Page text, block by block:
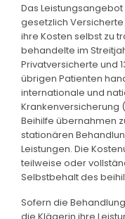
Das
gesetzlich
ihre Kosten selbst zu
behandelte im
Privatversicherte und
übrigen Patienten
internationale und
Krankenversicherung
Beihilfe übernahmen
stationären
Leistungen. Die
teilweise oder
Selbstbehalt des
Sofern die